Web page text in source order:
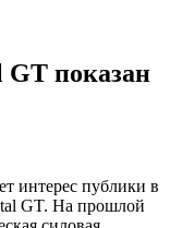
показан
интерес публики в
GT. На прошлой